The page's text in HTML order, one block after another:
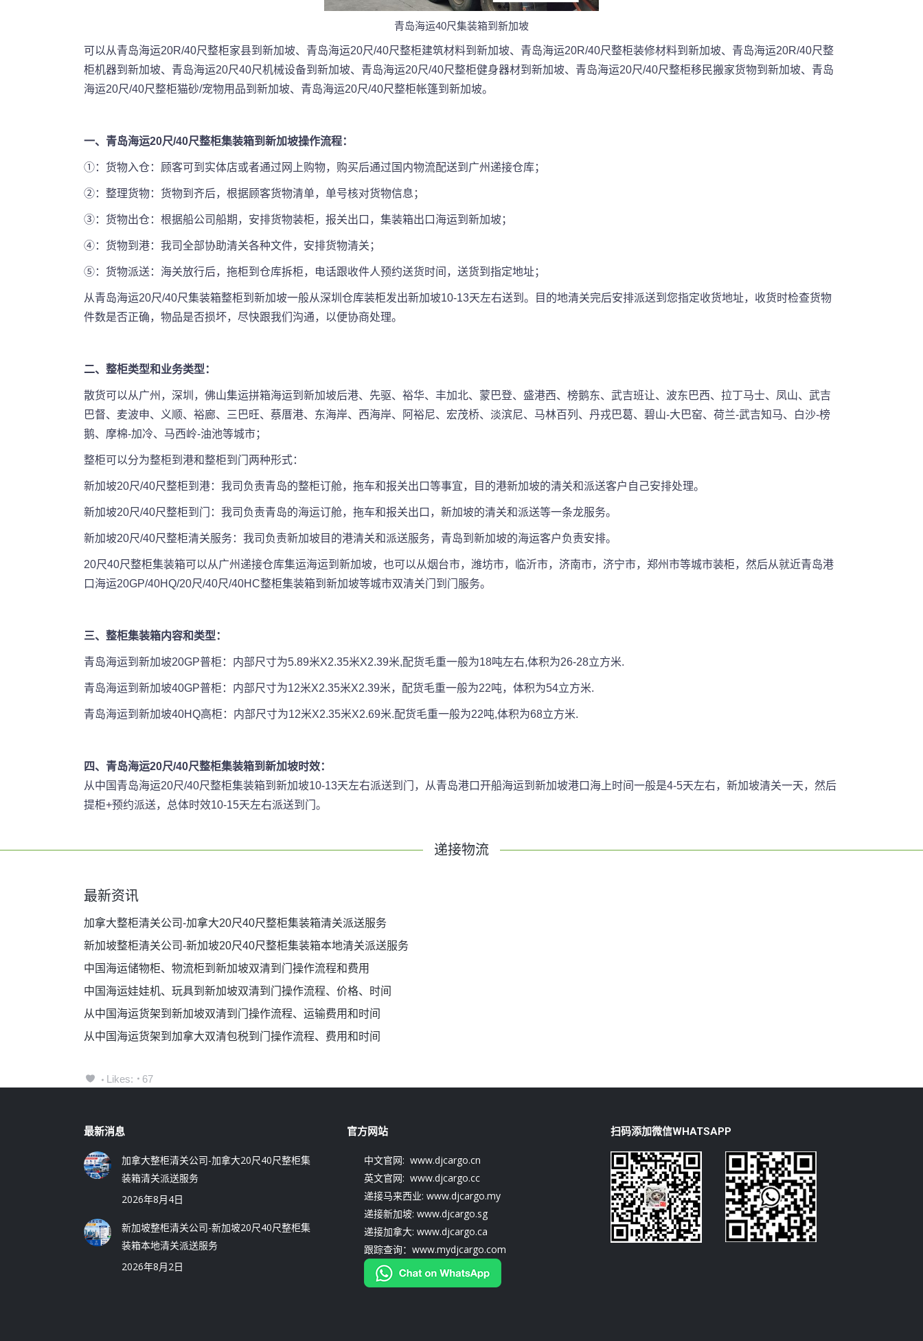
青岛海运40尺集装箱到新加坡
可以从青岛海运20R/40尺整柜家县到新加坡、青岛海运20尺/40尺整柜建筑材料到新加坡、青岛海运20R/40尺整柜装修材料到新加坡、青岛海运20R/40尺整
柜机器到新加坡、青岛海运20尺40尺机械设备到新加坡、青岛海运20尺/40尺整柜健身器材到新加坡、青岛海运20尺/40尺整柜移民搬家货物到新加坡、青岛
海运20尺/40尺整柜猫砂/宠物用品到新加坡、青岛海运20尺/40尺整柜帐篷到新加坡。
一、青岛海运20尺/40尺整柜集装箱到新加坡操作流程：
①：货物入仓：顾客可到实体店或者通过网上购物，购买后通过国内物流配送到广州递接仓库；
②：整理货物：货物到齐后，根据顾客货物清单，单号核对货物信息；
③：货物出仓：根据船公司船期，安排货物装柜，报关出口，集装箱出口海运到新加坡；
④：货物到港：我司全部协助清关各种文件，安排货物清关；
⑤：货物派送：海关放行后，拖柜到仓库拆柜，电话跟收件人预约送货时间，送货到指定地址；
从青岛海运20尺/40尺集装箱整柜到新加坡一般从深圳仓库装柜发出新加坡10-13天左右送到。目的地清关完后安排派送到您指定收货地址，收货时检查货物
件数是否正确，物品是否损坏，尽快跟我们沟通，以便协商处理。
二、整柜类型和业务类型：
散货可以从广州，深圳，佛山集运拼箱海运到新加坡后港、先驱、裕华、丰加北、蒙巴登、盛港西、榜鹅东、武吉班让、波东巴西、拉丁马士、凤山、武吉
巴督、麦波申、义顺、裕廊、三巴旺、蔡厝港、东海岸、西海岸、阿裕尼、宏茂桥、淡滨尼、马林百列、丹戎巴葛、碧山-大巴窑、荷兰-武吉知马、白沙-榜
鹅、摩棉-加冷、马西岭-油池等城市；
整柜可以分为整柜到港和整柜到门两种形式：
新加坡20尺/40尺整柜到港：我司负责青岛的整柜订舱，拖车和报关出口等事宜，目的港新加坡的清关和派送客户自己安排处理。
新加坡20尺/40尺整柜到门：我司负责青岛的海运订舱，拖车和报关出口，新加坡的清关和派送等一条龙服务。
新加坡20尺/40尺整柜清关服务：我司负责新加坡目的港清关和派送服务，青岛到新加坡的海运客户负责安排。
20尺40尺整柜集装箱可以从广州递接仓库集运海运到新加坡，也可以从烟台市，潍坊市，临沂市，济南市，济宁市，郑州市等城市装柜，然后从就近青岛港
口海运20GP/40HQ/20尺/40尺/40HC整柜集装箱到新加坡等城市双清关门到门服务。
三、整柜集装箱内容和类型：
青岛海运到新加坡20GP普柜：内部尺寸为5.89米X2.35米X2.39米,配货毛重一般为18吨左右,体积为26-28立方米.
青岛海运到新加坡40GP普柜：内部尺寸为12米X2.35米X2.39米，配货毛重一般为22吨，体积为54立方米.
青岛海运到新加坡40HQ高柜：内部尺寸为12米X2.35米X2.69米.配货毛重一般为22吨,体积为68立方米.
四、青岛海运20尺/40尺整柜集装箱到新加坡时效：
从中国青岛海运20尺/40尺整柜集装箱到新加坡10-13天左右派送到门，从青岛港口开船海运到新加坡港口海上时间一般是4-5天左右，新加坡清关一天，然后
提柜+预约派送，总体时效10-15天左右派送到门。
递接物流
最新资讯
加拿大整柜清关公司-加拿大20尺40尺整柜集装箱清关派送服务
新加坡整柜清关公司-新加坡20尺40尺整柜集装箱本地清关派送服务
中国海运储物柜、物流柜到新加坡双清到门操作流程和费用
中国海运娃娃机、玩具到新加坡双清到门操作流程、价格、时间
从中国海运货架到新加坡双清到门操作流程、运输费用和时间
从中国海运货架到加拿大双清包税到门操作流程、费用和时间
Likes: 67
最新消息
加拿大整柜清关公司-加拿大20尺40尺整柜集
装箱清关派送服务
2026年8月4日
新加坡整柜清关公司-新加坡20尺40尺整柜集
装箱本地清关派送服务
2026年8月2日
官方网站
中文官网: www.djcargo.cn
英文官网: www.djcargo.cc
递接马来西业: www.djcargo.my
递接新加坡: www.djcargo.sg
递接加拿大: www.djcargo.ca
跟踪查询：www.mydjcargo.com
扫码添加微信WHATSAPP